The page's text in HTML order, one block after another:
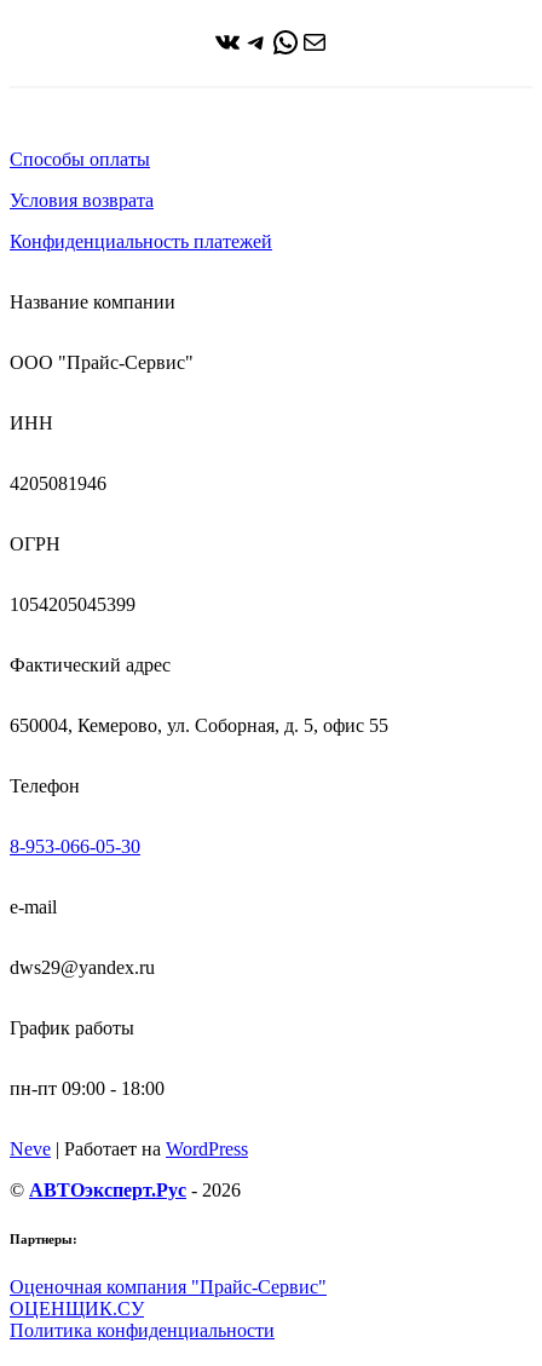
ВКонтакте
Telegram
WhatsApp
Почта
Способы оплаты
Условия возврата
Конфиденциальность платежей
Название компании
ООО "Прайс-Сервис"
ИНН
4205081946
ОГРН
1054205045399
Фактический адрес
650004, Кемерово, ул. Соборная, д. 5, офис 55
Телефон
8-953-066-05-30
e-mail
dws29@yandex.ru
График работы
пн-пт 09:00 - 18:00
Neve | Работает на WordPress
© АВТОэксперт.Рус - 2026
Партнеры:
Оценочная компания "Прайс-Сервис"
ОЦЕНЩИК.СУ
Политика конфиденциальности